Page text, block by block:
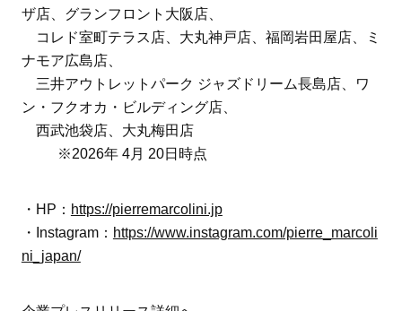
ザ店、グランフロント大阪店、
コレド室町テラス店、大丸神戸店、福岡岩田屋店、ミ
ナモア広島店、
三井アウトレットパーク ジャズドリーム長島店、ワ
ン・フクオカ・ビルディング店、
西武池袋店、大丸梅田店
※2026年 4月 20日時点
・HP： https://pierremarcolini.jp
・Instagram： https://www.instagram.com/pierre_marcoli
ni_japan/